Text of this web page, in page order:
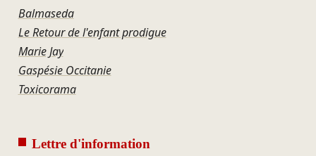
Balmaseda
Le Retour de l'enfant prodigue
Marie Jay
Gaspésie Occitanie
Toxicorama
Lettre d'information